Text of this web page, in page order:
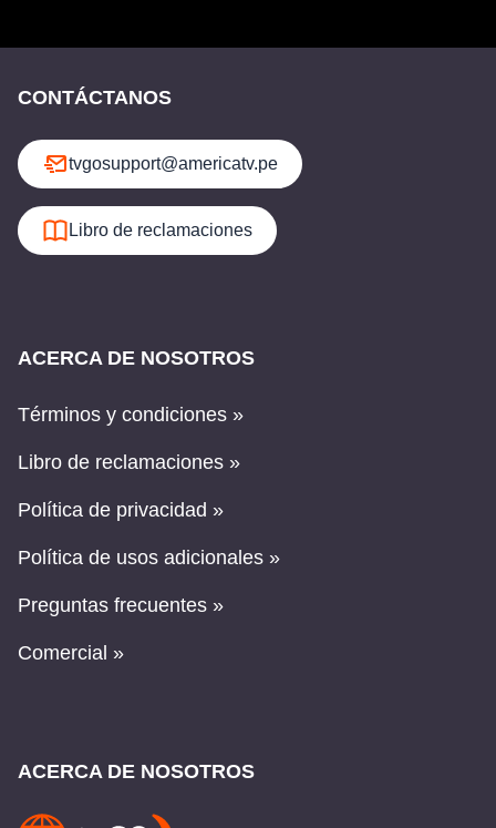
CONTÁCTANOS
tvgosupport@americatv.pe
Libro de reclamaciones
ACERCA DE NOSOTROS
Términos y condiciones »
Libro de reclamaciones »
Política de privacidad »
Política de usos adicionales »
Preguntas frecuentes »
Comercial »
ACERCA DE NOSOTROS